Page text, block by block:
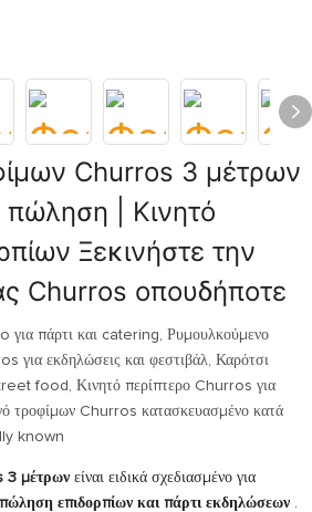
Churros 3 μέτρων
πώληση | Κινητό
Ξεκινήστε την
Churros οπουδήποτε
για πάρτι και catering, Ρυμουλκούμενο
για εκδηλώσεις και φεστιβάλ, Καρότσι
food, Κινητό περίπτερο Churros για
τροφίμων Churros κατασκευασμένο κατά
known
3 μέτρων είναι ειδικά σχεδιασμένο για
επιδορπίων και πάρτι εκδηλώσεων .